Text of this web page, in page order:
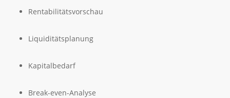
Rentabilitätsvorschau
Liquiditätsplanung
Kapitalbedarf
Break-even-Analyse